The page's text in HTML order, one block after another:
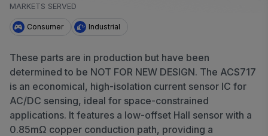
Technologies
ソフトウェア ポータル
Growth and Inclusion
お問い合わせ先
MARKETS SERVED
Consumer Industrial
These parts are in production but have been
determined to be NOT FOR NEW DESIGN. The ACS717
is an economical, high-isolation current sensor IC for
AC/DC sensing, ideal for space-constrained
applications. It features a low-offset Hall sensor with a
0.85mΩ copper conduction path, providing a